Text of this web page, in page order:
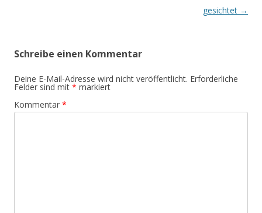
gesichtet →
Schreibe einen Kommentar
Deine E-Mail-Adresse wird nicht veröffentlicht. Erforderliche
Felder sind mit * markiert
Kommentar *